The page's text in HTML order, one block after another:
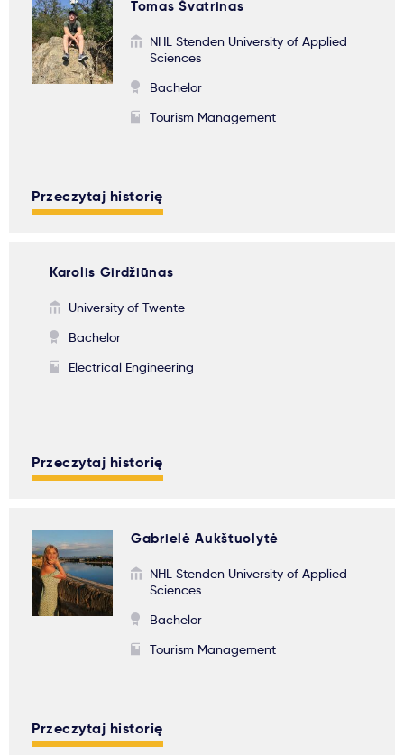
Tomas Švatrinas
NHL Stenden University of Applied
Sciences
Bachelor
Tourism Management
Przeczytaj historię
Karolis Girdžiūnas
University of Twente
Bachelor
Electrical Engineering
Przeczytaj historię
Gabrielė Aukštuolytė
NHL Stenden University of Applied
Sciences
Bachelor
Tourism Management
Przeczytaj historię